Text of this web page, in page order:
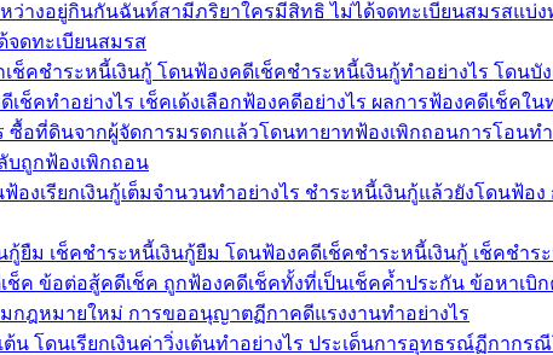
ว่างอยู่กินกันฉันท์สามีภริยาใครมีสิทธิ ไม่ได้จดทะเบียนสมรสแบ่
จดทะเบียนสมรส
ชำระหนี้เงินกู้ โดนฟ้องคดีเช็คชำระหนี้เงินกู้ทำอย่างไร โดนบั
คทำอย่างไร เช็คเด้งเลือกฟ้องคดีอย่างไร ผลการฟ้องคดีเช็คใน
อที่ดินจากผู้จัดการมรดกแล้วโดนทายาทฟ้องเพิกถอนการโอนท
ถูกฟ้องเพิกถอน
องเรียกเงินกู้เต็มจำนวนทำอย่างไร ชำระหนี้เงินกู้แล้วยังโดนฟ้
ม เช็คชำระหนี้เงินกู้ยืม โดนฟ้องคดีเช็คชำระหนี้เงินกู้ เช็คชำร
ค ข้อต่อสู้คดีเช็ค ถูกฟ้องคดีเช็คทั้งที่เป็นเช็คค้ำประกัน ข้อหาเบิ
กฎหมายใหม่ การขออนุญาตฏีกาคดีแรงงานทำอย่างไร
ต้น โดนเรียกเงินค่าวิ่งเต้นทำอย่างไร ประเด็นการอุทธรณ์ฏีกากร